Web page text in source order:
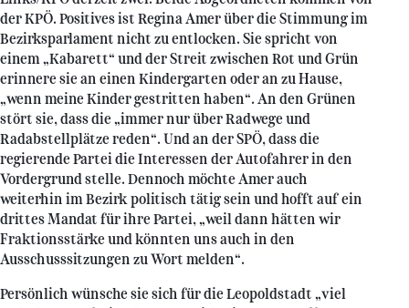
der KPÖ. Positives ist Regina Amer über die Stimmung im
Bezirksparlament nicht zu entlocken. Sie spricht von
einem „Kabarett“ und der Streit zwischen Rot und Grün
erinnere sie an einen Kindergarten oder an zu Hause,
„wenn meine Kinder gestritten haben“. An den Grünen
stört sie, dass die „immer nur über Radwege und
Radabstellplätze reden“. Und an der SPÖ, dass die
regierende Partei die Interessen der Autofahrer in den
Vordergrund stelle. Dennoch möchte Amer auch
weiterhin im Bezirk politisch tätig sein und hofft auf ein
drittes Mandat für ihre Partei, „weil dann hätten wir
Fraktionsstärke und könnten uns auch in den
Ausschusssitzungen zu Wort melden“.
Persönlich wünsche sie sich für die Leopoldstadt „viel